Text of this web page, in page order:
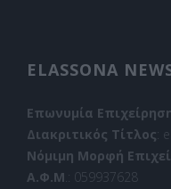
ELASSONA
Επωνυμία
Διακριτικός Τίτλος:
Νόμιμη Μορφή
Α.Φ.Μ.: 059937628